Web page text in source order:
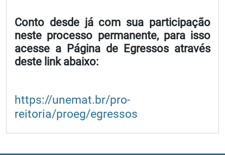
Conto desde já com sua participação
neste processo permanente, para isso
acesse a Página de Egressos através
deste link abaixo:
https://unemat.br/pro-
reitoria/proeg/egressos